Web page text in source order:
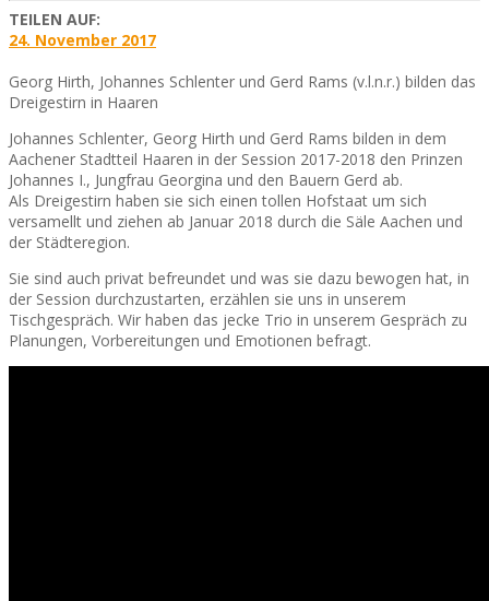
TEILEN AUF:
24. November 2017
Georg Hirth, Johannes Schlenter und Gerd Rams (v.l.n.r.) bilden das
Dreigestirn in Haaren
Johannes Schlenter, Georg Hirth und Gerd Rams bilden in dem
Aachener Stadtteil Haaren in der Session 2017-2018 den Prinzen
Johannes I., Jungfrau Georgina und den Bauern Gerd ab.
Als Dreigestirn haben sie sich einen tollen Hofstaat um sich
versamellt und ziehen ab Januar 2018 durch die Säle Aachen und
der Städteregion.
Sie sind auch privat befreundet und was sie dazu bewogen hat, in
der Session durchzustarten, erzählen sie uns in unserem
Tischgespräch. Wir haben das jecke Trio in unserem Gespräch zu
Planungen, Vorbereitungen und Emotionen befragt.